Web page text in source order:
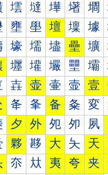
墵 墶 墷 墸 墹
壅 壆 壇 壈 壉
壕 壖 壗 壘 壙
壥 壦 壧 壨 壩
壵 壶 壷 壸 壹
夅 夆 备 夈 変
夕 外 夗 夘 夙
夥 夦 大 夨 天
夵 夶 夷 夸 夹